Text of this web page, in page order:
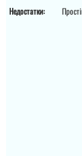
читати всі
Недостатки: